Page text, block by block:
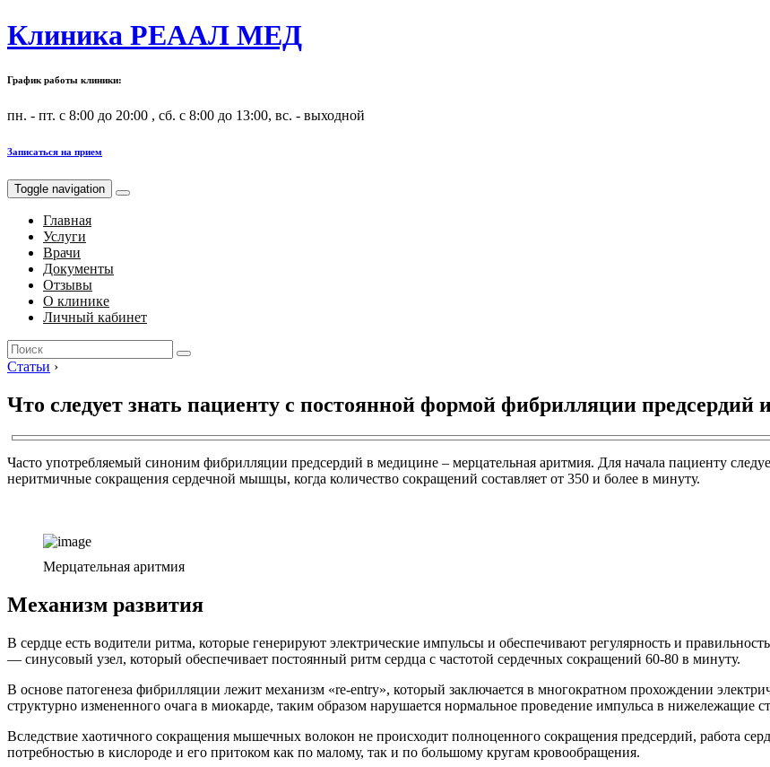
Клиника РЕААЛ МЕД
График работы клиники:
пн. - пт. с 8:00 до 20:00 , сб. с 8:00 до 13:00, вс. - выходной
Записаться на прием
Toggle navigation
Главная
Услуги
Врачи
Документы
Отзывы
О клинике
Личный кабинет
Search
for:
Статьи ›
Что следует знать пациенту с постоянной формой фибрилляции предсердий
Часто употребляемый синоним фибрилляции предсердий в медицине – мерцательная аритмия. Для начала пациенту
неритмичные сокращения сердечной мышцы, когда количество сокращений составляет от 350 и более в минуту.
Мерцательная аритмия
Механизм развития
В сердце есть водители ритма, которые генерируют электрические импульсы и обеспечивают регулярность и
— синусовый узел, который обеспечивает постоянный ритм сердца с частотой сердечных сокращений 60-80 в минуту.
В основе патогенеза фибрилляции лежит механизм «re-entry», который заключается в многократном прохождении
структурно измененного очага в миокарде, таким образом нарушается нормальное проведение импульса в нижележащие
Вследствие хаотичного сокращения мышечных волокон не происходит полноценного сокращения предсердий, работа
потребностью в кислороде и его притоком как по малому, так и по большому кругам кровообращения.